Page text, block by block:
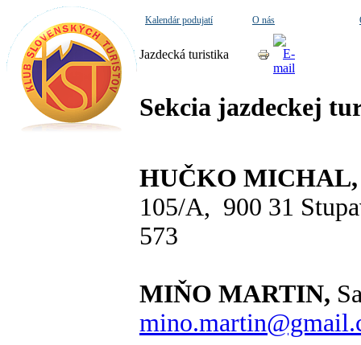
Kalendár podujatí O nás
Jazdecká turistika
Sekcia jazdeckej
HUČKO MICHAL,
105/A, 900 31
573
MIŇO MARTIN,